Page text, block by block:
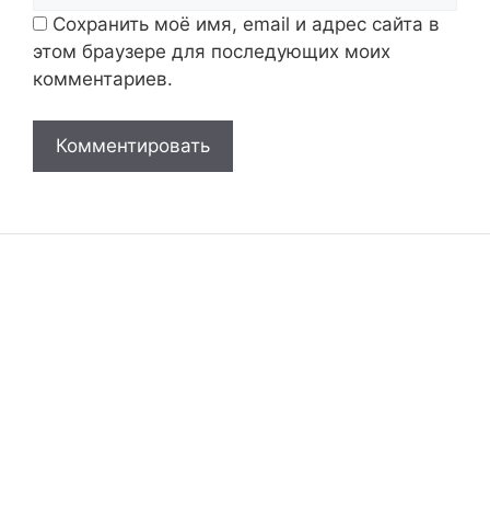
Сохранить моё имя, email и адрес сайта в
этом браузере для последующих моих
комментариев.